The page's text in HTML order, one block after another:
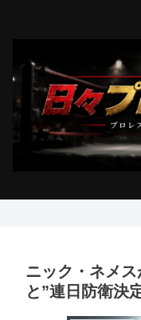
ニック・ネメ
と”連日防衛決